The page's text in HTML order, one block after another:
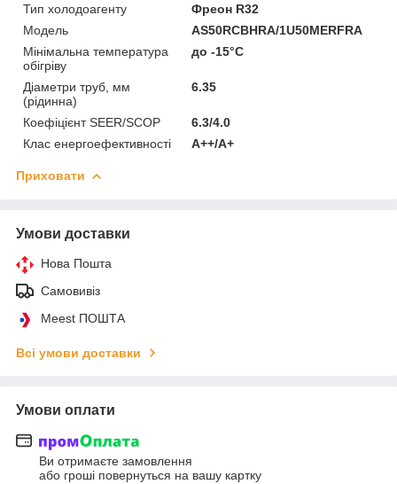
Тип холодоагенту
Фреон R32
Мoдель
AS50RCBHRA/1U50MERFRA
Мінімальна температура
обігріву
до -15°C
Діаметри труб, мм
(рідинна)
6.35
Коефіцієнт SEER/SCOP
6.3/4.0
Клас енергоефективності
А++/А+
Приховати
Умови доставки
Нова Пошта
Самовивіз
Meest ПОШТА
Всі умови доставки
Умови оплати
Ви отримаєте замовлення
або гроші повернуться на вашу картку